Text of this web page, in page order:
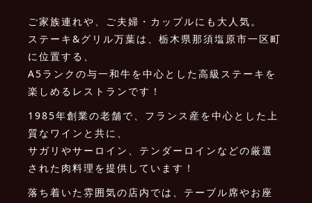
ご家族連れや、ご夫婦・カップルにも大人気。
ステーキ&グリル万葉は、栃木県那須塩原市一区町
に位置する、
A5ランクの与一和牛を中心とした高級ステーキを
楽しめるレストランです！
1985年創業の老舗で、フランス産を中心とした上
質なワインと共に、
サガリやサーロイン、テンダーロインなどの厳選
された肉料理を提供しています！
落ち着いた雰囲気の店内では、テーブル席やお座